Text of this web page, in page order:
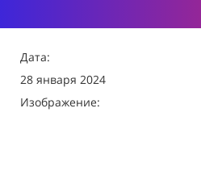
Дата:
28 января 2024
Изображение: